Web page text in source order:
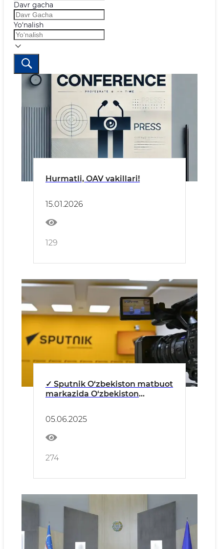
Davr gacha
Yo‘nalish
Hurmatli, OAV vakillari!
15.01.2026
129
✓ Sputnik O‘zbekiston matbuot
markazida O‘zbekiston
mexanizmlarini
takomillashtirish masalalari
muhokama qilinadi.
05.06.2025
274